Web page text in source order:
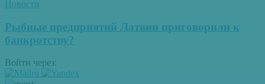
Новости
Рыбные предприятий Латвии приговорили к
банкротству?
Войти через: